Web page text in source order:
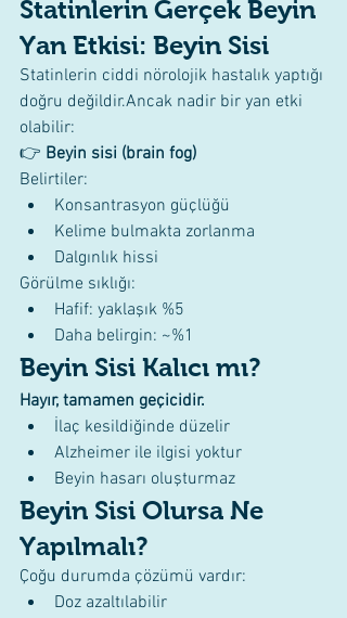
Statinlerin Gerçek Beyin
Yan Etkisi: Beyin Sisi
Statinlerin ciddi nörolojik hastalık yaptığı
doğru değildir.Ancak nadir bir yan etki
olabilir:
👉 Beyin sisi (brain fog)
Belirtiler:
Konsantrasyon güçlüğü
Kelime bulmakta zorlanma
Dalgınlık hissi
Görülme sıklığı:
Hafif: yaklaşık %5
Daha belirgin: ~%1
Beyin Sisi Kalıcı mı?
Hayır, tamamen geçicidir.
İlaç kesildiğinde düzelir
Alzheimer ile ilgisi yoktur
Beyin hasarı oluşturmaz
Beyin Sisi Olursa Ne
Yapılmalı?
Çoğu durumda çözümü vardır:
Doz azaltılabilir